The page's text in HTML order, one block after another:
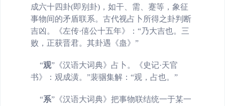
成六十四卦(即别卦)，如干、需、蹇等，象征
事物间的矛盾联系。古代视占卜所得之卦判断
吉凶。《左传·僖公十五年》：“乃大吉也。三
败，正获晋君。其卦遇《蛊》”
“观”《汉语大词典》占卜。《史记·天官
书》：观成潢。”裴骃集解：“观，占也。”
“系”《汉语大词典》把事物联结统一于某一